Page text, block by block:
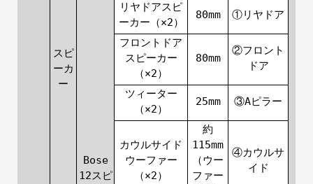
スピ
ーカ
ー
Bose
12スピ
リヤドアスピ
ーカー（×2）
80mm ①リヤドア
フロントドア
スピーカー
（×2）
80mm
②フロント
ドア
ツィーター
（×2）
25mm ③Aピラー
カウルサイド
ウーファー
（×2）
約
115mm
（ウー
ファー
④カウルサ
イド